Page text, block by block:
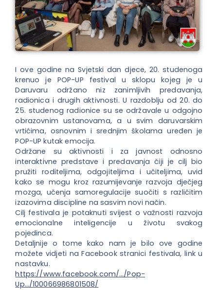
I ove godine na Svjetski dan djece, 20. studenoga
krenuo je POP-UP festival u sklopu kojeg je u
Daruvaru održano niz zanimljivih predavanja,
radionica i drugih aktivnosti. U razdoblju od 20. do
25. studenog radionice su se održavale u odgojno
obrazovnim ustanovama, a u svim daruvarskim
vrtićima, osnovnim i srednjim školama uređen je
POP-UP kutak emocija.
Održane su aktivnosti i za javnost odnosno
interaktivne predstave i predavanja čiji je cilj bio
pružiti roditeljima, odgojiteljima i učiteljima, uvid
kako se mogu kroz razumijevanje razvoja dječjeg
mozga, učenja samoregulacije suočiti s različitim
izazovima discipline na sasvim novi način.
Cilj festivala je potaknuti svijest o važnosti razvoja
emocionalne inteligencije u životu svakog
pojedinca.
Detaljnije o tome kako nam je bilo ove godine
možete vidjeti na Facebook stranici festivala, link u
nastavku.
https://www.facebook.com/…/Pop-
Up…/100066986801508/